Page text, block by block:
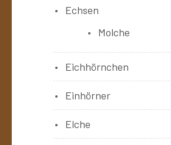
Echsen
Molche
Eichhörnchen
Einhörner
Elche